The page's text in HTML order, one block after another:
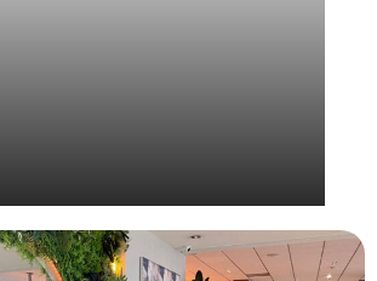
– Spring Camp Arles 2024